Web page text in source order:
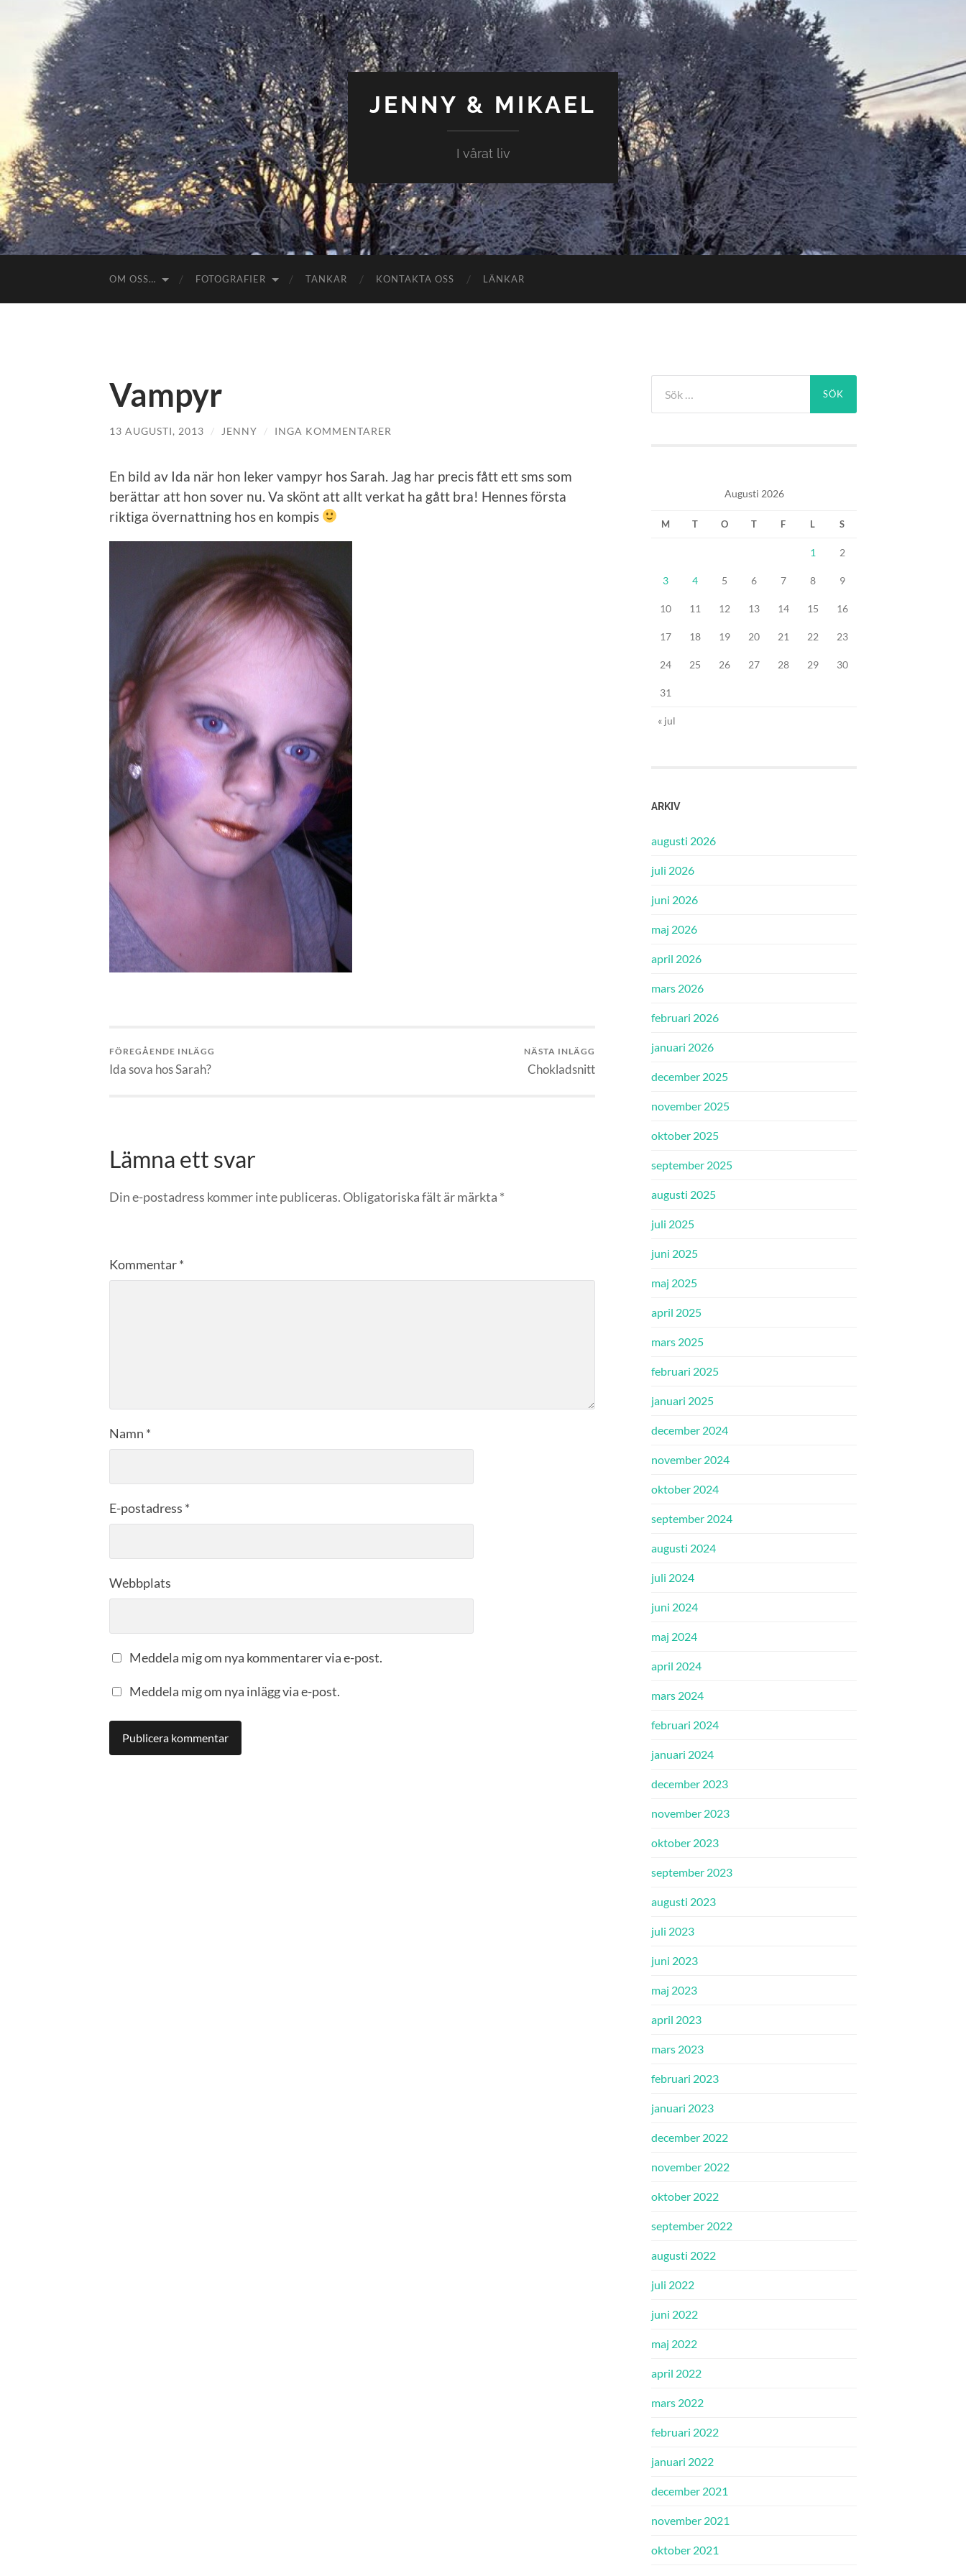
JENNY & MIKAEL
I vårat liv
OM OSS… FOTOGRAFIER TANKAR KONTAKTA OSS LÄNKAR
Vampyr
13 AUGUSTI, 2013 / JENNY / INGA KOMMENTARER
En bild av Ida när hon leker vampyr hos Sarah. Jag har precis fått ett sms som
berättar att hon sover nu. Va skönt att allt verkat ha gått bra! Hennes första
riktiga övernattning hos en kompis
FÖREGÅENDE INLÄGG
Ida sova hos Sarah?
NÄSTA INLÄGG
Chokladsnitt
Lämna ett svar
Din e-postadress kommer inte publiceras.Obligatoriska fält är märkta *
Kommentar*
Namn *
E-postadress *
Webbplats
Meddela mig om nya kommentarer via e-post.
Meddela mig om nya inlägg via e-post.
efter:
Augusti 2026
M T O T F L S
1 2
3 4 5 6 7 8 9
10 11 12 13 14 15 16
17 18 19 20 21 22 23
24 25 26 27 28 29 30
31
« jul
ARKIV
augusti 2026
juli 2026
juni 2026
maj 2026
april 2026
mars 2026
februari 2026
januari 2026
december 2025
november 2025
oktober 2025
september 2025
augusti 2025
juli 2025
juni 2025
maj 2025
april 2025
mars 2025
februari 2025
januari 2025
december 2024
november 2024
oktober 2024
september 2024
augusti 2024
juli 2024
juni 2024
maj 2024
april 2024
mars 2024
februari 2024
januari 2024
december 2023
november 2023
oktober 2023
september 2023
augusti 2023
juli 2023
juni 2023
maj 2023
april 2023
mars 2023
februari 2023
januari 2023
december 2022
november 2022
oktober 2022
september 2022
augusti 2022
juli 2022
juni 2022
maj 2022
april 2022
mars 2022
februari 2022
januari 2022
december 2021
november 2021
oktober 2021